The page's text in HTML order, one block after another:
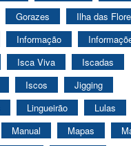
Gorazes
Ilha das
Informação
Isca Viva
Iscadas
Iscos
Jigging
Lingueirão
Lulas
Manual Mapas